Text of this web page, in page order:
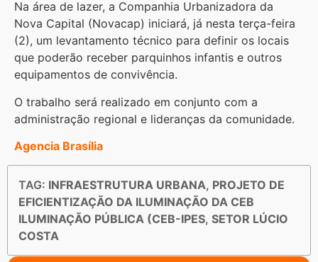
Na área de lazer, a Companhia Urbanizadora da
Nova Capital (Novacap) iniciará, já nesta terça-feira
(2), um levantamento técnico para definir os locais
que poderão receber parquinhos infantis e outros
equipamentos de convivência.
O trabalho será realizado em conjunto com a
administração regional e lideranças da comunidade.
Agencia Brasília
TAG: INFRAESTRUTURA URBANA, PROJETO DE
EFICIENTIZAÇÃO DA ILUMINAÇÃO DA CEB
ILUMINAÇÃO PÚBLICA (CEB-IPES, SETOR LÚCIO
COSTA